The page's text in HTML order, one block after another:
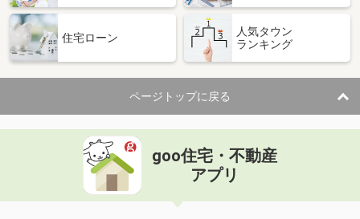
住宅ローン
人気タウン
ランキング
ページトップに戻る
goo住宅・不動産
アプリ